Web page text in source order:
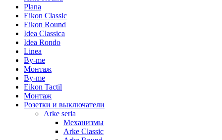
Plana
Eikon Classic
Eikon Round
Idea Classica
Idea Rondo
Linea
By-me
Монтаж
By-me
Eikon Tactil
Монтаж
Розетки и выключатели
Arke seria
Механизмы
Arke Classic